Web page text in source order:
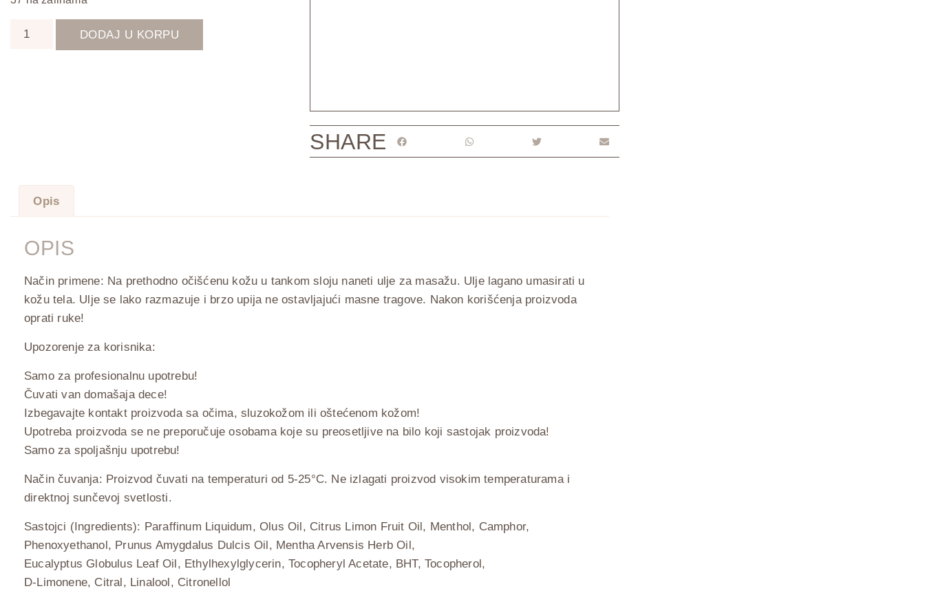
DODAJ U KORPU
SHARE
Opis
OPIS
Način primene: Na prethodno očišćenu kožu u tankom sloju naneti ulje za masažu. Ulje lagano umasirati u
kožu tela. Ulje se lako razmazuje i brzo upija ne ostavljajući masne tragove. Nakon korišćenja proizvoda
oprati ruke!
Upozorenje za korisnika:
Samo za profesionalnu upotrebu!
Čuvati van domašaja dece!
Izbegavajte kontakt proizvoda sa očima, sluzokožom ili oštećenom kožom!
Upotreba proizvoda se ne preporučuje osobama koje su preosetljive na bilo koji sastojak proizvoda!
Samo za spoljašnju upotrebu!
Način čuvanja: Proizvod čuvati na temperaturi od 5-25°C. Ne izlagati proizvod visokim temperaturama i
direktnoj sunčevoj svetlosti.
Sastojci (Ingredients): Paraffinum Liquidum, Olus Oil, Citrus Limon Fruit Oil, Menthol, Camphor,
Phenoxyethanol, Prunus Amygdalus Dulcis Oil, Mentha Arvensis Herb Oil,
Eucalyptus Globulus Leaf Oil, Ethylhexylglycerin, Tocopheryl Acetate, BHT, Tocopherol,
D-Limonene, Citral, Linalool, Citronellol